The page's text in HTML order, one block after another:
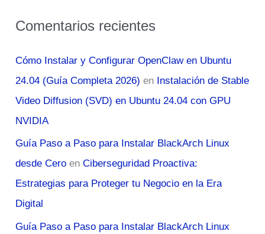
Comentarios recientes
Cómo Instalar y Configurar OpenClaw en Ubuntu
24.04 (Guía Completa 2026) en Instalación de Stable
Video Diffusion (SVD) en Ubuntu 24.04 con GPU
NVIDIA
Guía Paso a Paso para Instalar BlackArch Linux
desde Cero enCiberseguridad Proactiva:
Estrategias para Proteger tu Negocio en la Era
Digital
Guía Paso a Paso para Instalar BlackArch Linux